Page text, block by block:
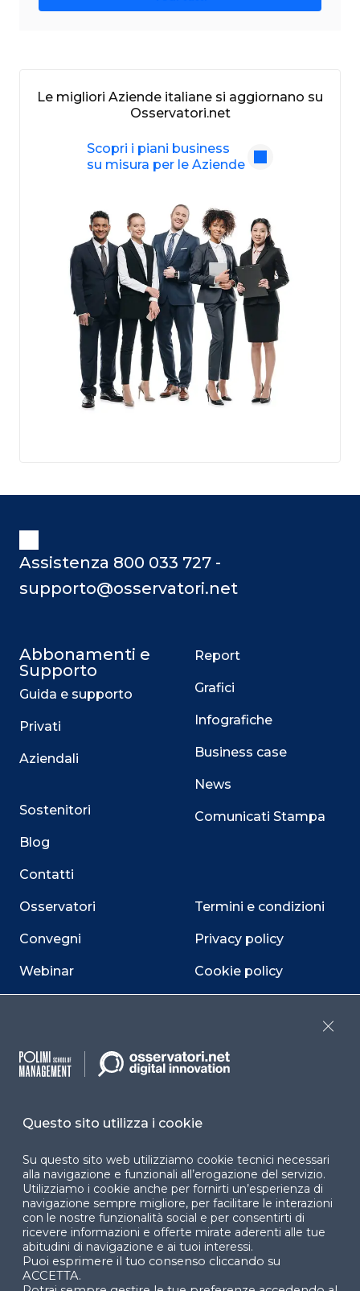
Le migliori Aziende italiane si aggiornano su
Osservatori.net
Scopri i piani business
su misura per le Aziende
Assistenza 800 033 727 -
supporto@osservatori.net
Abbonamenti e
Supporto
Guida e supporto
Privati
Aziendali
Sostenitori
Blog
Contatti
Osservatori
Convegni
Webinar
Report
Grafici
Infografiche
Business case
News
Comunicati Stampa
Termini e condizioni
Privacy policy
Cookie policy
accessibilità
Facebook LinkedIn
YouTube X
Questo sito utilizza i cookie
Su questo sito web utilizziamo cookie tecnici necessari
alla navigazione e funzionali all’erogazione del servizio.
Utilizziamo i cookie anche per fornirti un’esperienza di
navigazione sempre migliore, per facilitare le interazioni
con le nostre funzionalità social e per consentirti di
ricevere informazioni e offerte mirate aderenti alle tue
abitudini di navigazione e ai tuoi interessi.
Puoi esprimere il tuo consenso cliccando su
ACCETTA.